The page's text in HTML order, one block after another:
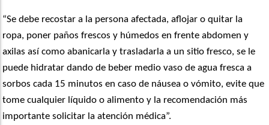
“Se debe recostar a la persona afectada, aflojar o quitar la
ropa, poner paños frescos y húmedos en frente abdomen y
axilas así como abanicarla y trasladarla a un sitio fresco, se le
puede hidratar dando de beber medio vaso de agua fresca a
sorbos cada 15 minutos en caso de náusea o vómito, evite que
tome cualquier líquido o alimento y la recomendación más
importante solicitar la atención médica”.